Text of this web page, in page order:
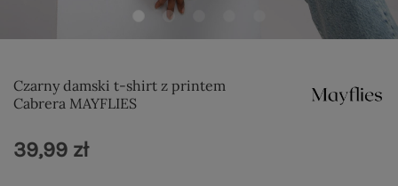
Czarny damski t-shirt z printem
Cabrera MAYFLIES
39,99 zł